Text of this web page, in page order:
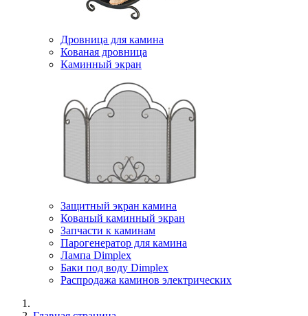
Дровница для камина
Кованая дровница
Каминный экран
Защитный экран камина
Кованый каминный экран
Запчасти к каминам
Парогенератор для камина
Лампа Dimplex
Баки под воду Dimplex
Распродажа каминов электрических